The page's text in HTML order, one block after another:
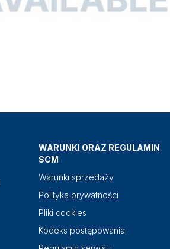
WARUNKI ORAZ REGULAMIN
SCM
Warunki sprzedaży
Polityka prywatności
Pliki cookies
Kodeks postępowania